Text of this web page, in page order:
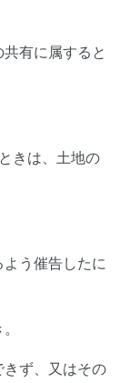
有に属すると
きは、土地の
う催告したに
ず、又はその